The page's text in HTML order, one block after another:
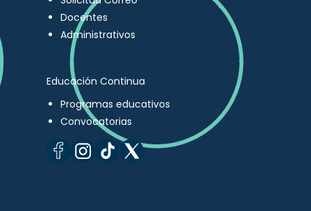
Docentes
Administrativos
Educación Continua
Programas educativos
Convocatorias